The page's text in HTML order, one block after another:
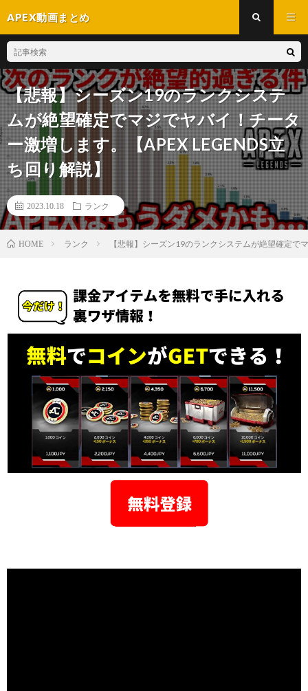
APEX動画まとめ
【悲報】シーズン19のランクシステ
ムが絶望確定でマジでヤバイ！チータ
ー激増します。【APEX LEGENDS立
ち回り解説】
2023.10.18 ランク
HOME ランク 【悲報】シーズン19のランクシステムが絶望確定で